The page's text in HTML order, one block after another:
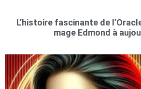
L’histoire fascinante de
mage Edmond à